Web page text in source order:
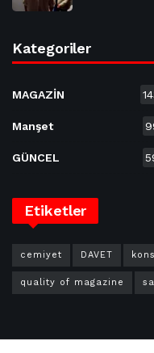
Kategoriler
MAGAZİN
Manşet
GÜNCEL
Etiketler
cemiyet DAVET
quality of magazine